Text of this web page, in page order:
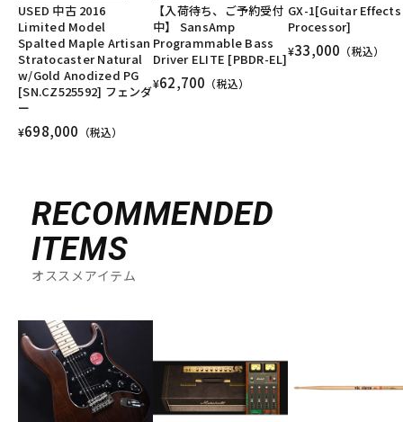
USED 中古 2016
Limited Model
Spalted Maple Artisan
Stratocaster Natural
w/Gold Anodized PG
[SN.CZ525592] フェンダ
ー
¥698,000 （税込）
【入荷待ち、ご予約受付
中】 SansAmp
Programmable Bass
Driver ELITE [PBDR-EL]
¥62,700 （税込）
GX-1[Guitar Effects
Processor]
¥33,000 （税込）
RECOMMENDED
ITEMS
オススメアイテム